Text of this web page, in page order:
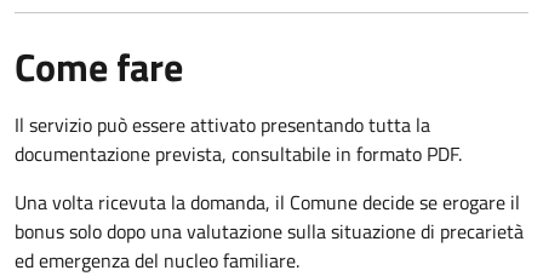
Come fare
Il servizio può essere attivato presentando tutta la
documentazione prevista, consultabile in formato PDF.
Una volta ricevuta la domanda, il Comune decide se erogare il
bonus solo dopo una valutazione sulla situazione di precarietà
ed emergenza del nucleo familiare.